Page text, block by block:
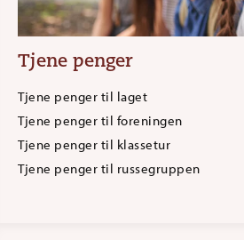
Tjene penger
Tjene penger til laget
Tjene penger til foreningen
Tjene penger til klassetur
Tjene penger til russegruppen